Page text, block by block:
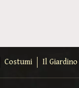
Costumi Il